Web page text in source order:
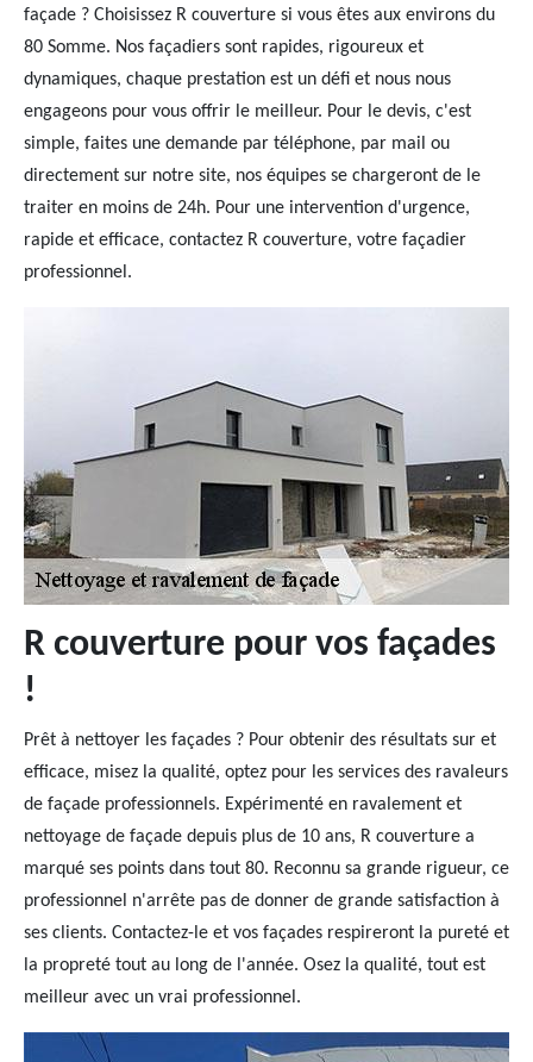
façade ? Choisissez R couverture si vous êtes aux environs du
80 Somme. Nos façadiers sont rapides, rigoureux et
dynamiques, chaque prestation est un défi et nous nous
engageons pour vous offrir le meilleur. Pour le devis, c'est
simple, faites une demande par téléphone, par mail ou
directement sur notre site, nos équipes se chargeront de le
traiter en moins de 24h. Pour une intervention d'urgence,
rapide et efficace, contactez R couverture, votre façadier
professionnel.
R couverture pour vos façades
!
Prêt à nettoyer les façades ? Pour obtenir des résultats sur et
efficace, misez la qualité, optez pour les services des ravaleurs
de façade professionnels. Expérimenté en ravalement et
nettoyage de façade depuis plus de 10 ans, R couverture a
marqué ses points dans tout 80. Reconnu sa grande rigueur, ce
professionnel n'arrête pas de donner de grande satisfaction à
ses clients. Contactez-le et vos façades respireront la pureté et
la propreté tout au long de l'année. Osez la qualité, tout est
meilleur avec un vrai professionnel.